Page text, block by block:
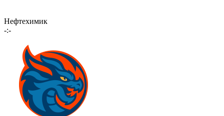
Нефтехимик
-:-